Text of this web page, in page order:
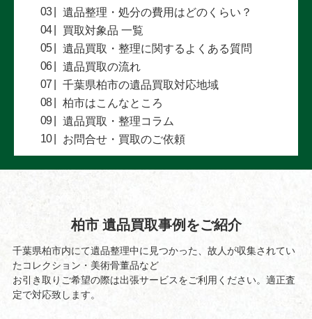
遺品整理・処分の費用はどのくらい？
買取対象品 一覧
遺品買取・整理に関するよくある質問
遺品買取の流れ
千葉県柏市の遺品買取対応地域
柏市はこんなところ
遺品買取・整理コラム
お問合せ・買取のご依頼
柏市 遺品買取事例をご紹介
千葉県柏市内にて遺品整理中に見つかった、故人が収集されてい
たコレクション・美術骨董品など
お引き取りご希望の際は出張サービスをご利用ください。適正査
定で対応致します。